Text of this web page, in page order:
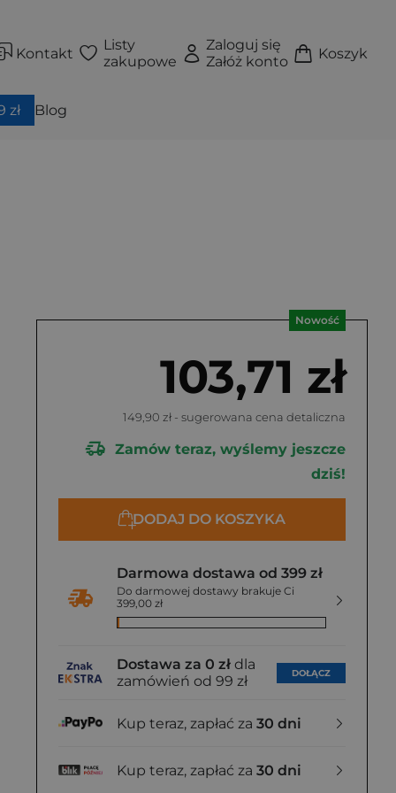
Kontakt
Listy
zakupowe
Zaloguj się
Załóż konto
Koszyk
zł Blog
Nowość
103,71 zł
149,90 zł - sugerowana cena detaliczna
Zamów teraz, wyślemy jeszcze
dziś!
DODAJ DO KOSZYKA
Darmowa dostawa od 399 zł
Do darmowej dostawy brakuje Ci
399,00 zł
Dostawa za 0 zł dla
zamówień od 99 zł
DOŁĄCZ
Kup teraz, zapłać za 30 dni
Kup teraz, zapłać za 30 dni